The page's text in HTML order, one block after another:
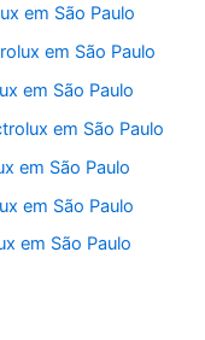
em São Paulo
em São Paulo
em São Paulo
em São Paulo
em São Paulo
em São Paulo
em São Paulo